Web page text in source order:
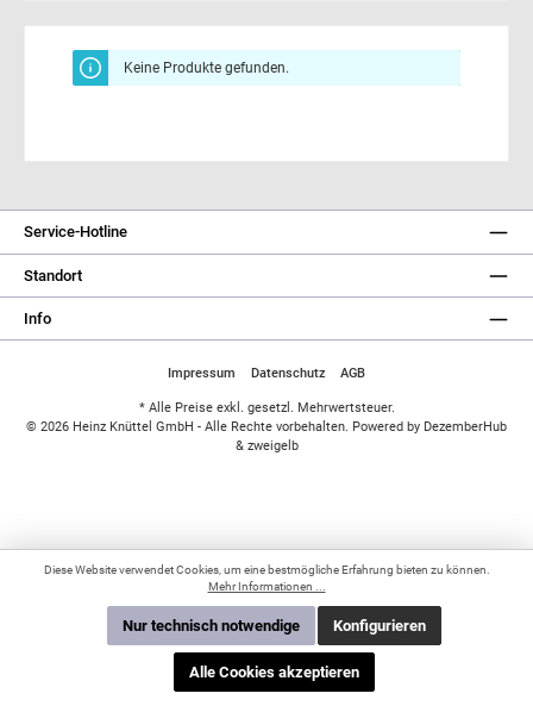
Keine Produkte gefunden.
Service-Hotline
Standort
Info
Impressum Datenschutz AGB
* Alle Preise exkl. gesetzl. Mehrwertsteuer.
© 2026 Heinz Knüttel GmbH - Alle Rechte vorbehalten. Powered by DezemberHub
& zweigelb
Sind Sie bereits Kunde? Einloggen
Diese Website verwendet Cookies, um eine bestmögliche Erfahrung bieten zu können.
Mehr Informationen ...
Nur technisch notwendige Konfigurieren
Alle Cookies akzeptieren